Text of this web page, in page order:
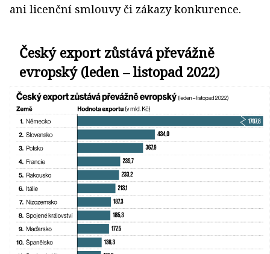
ani licenční smlouvy či zákazy konkurence.
Český export zůstává převážně
evropský (leden – listopad 2022)